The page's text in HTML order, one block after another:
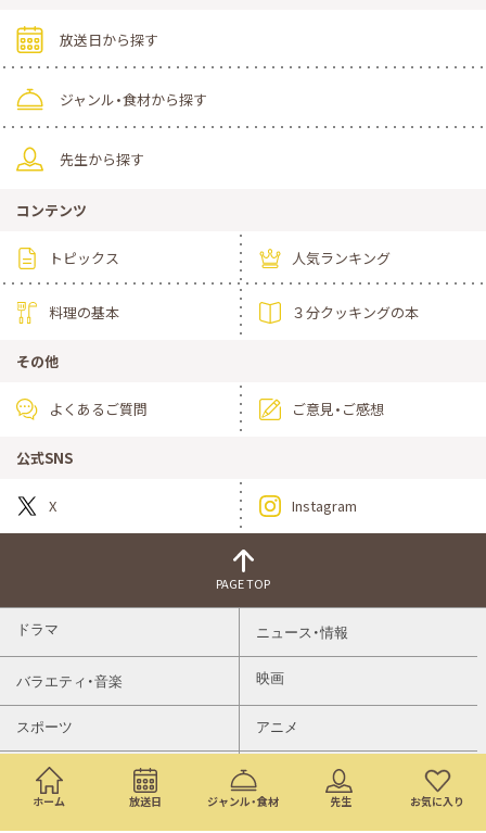
ホーム 放送日 ジャンル・食材 先生 お気に入り
放送日から探す
ジャンル・食材から探す
先生から探す
コンテンツ
トピックス 人気ランキング
料理の基本 ３分クッキングの本
その他
よくあるご質問 ご意見・ご感想
公式SNS
X Instagram
PAGE TOP
ドラマ ニュース・情報
バラエティ・音楽 映画
スポーツ アニメ
ミニ番組